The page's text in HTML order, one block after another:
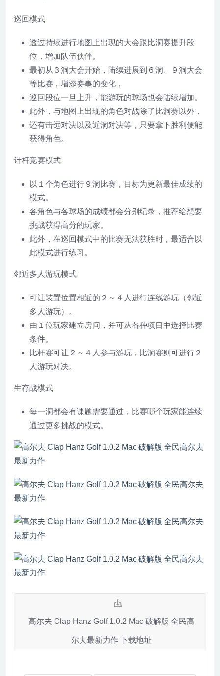
巡回模式
透过持续进行地图上出现的大会跟比洞赛提升段
位，增加队伍伙伴。
最初从３洞大会开始，陆续进展到６洞、９洞大会
等比赛，增添赛事的变化，
巡回段位一旦上升，能游玩的球场也会陆续增加。
此外，与地图上出现的角色对战除了比洞赛以外，
还有击远对决以及近洞对决等，只要拿下胜利便能
获得角色。
计杆竞赛模式
以１个角色进行９洞比赛，目标为更新最佳成绩的
模式。
各角色与各球场的成绩都会分别纪录，推荐给想要
挑战获得高分的玩家。
此外，在巡回模式中的比赛无法获胜时，最适合以
此模式进行练习。
邻近多人游玩模式
可让装置位置相近的２～４人进行连线游玩（邻近
多人游玩）。
由１位玩家建立房间，并可从各种项目中选择比赛
条件。
比杆赛可让２～４人参与游玩，比洞赛则可进行２
人游玩对决。
生存战模式
每一洞都会有课题需要通过，比赛哪个玩家能连续
通过更多挑战的模式。
高尔夫 Clap Hanz Golf 1.0.2 Mac 破解版 全民高
尔夫最新力作 下载地址